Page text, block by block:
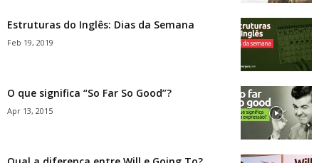
Estruturas do Inglês: Dias da Semana
Feb 19, 2019
O que significa “So Far So Good”?
Apr 13, 2015